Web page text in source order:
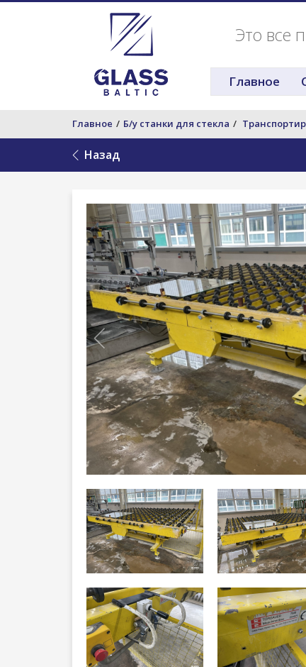
Это все
Главное
Главное Б/у станки для стекла
Назад